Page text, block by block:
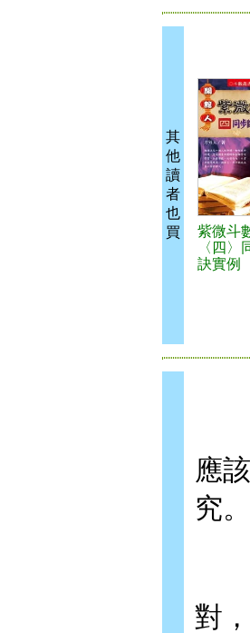
其
他
讀
者
也
買
紫微斗
〈四〉
訣實例
方
應
究。
他
對